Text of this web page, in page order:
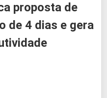
proposta de
de 4 dias e gera